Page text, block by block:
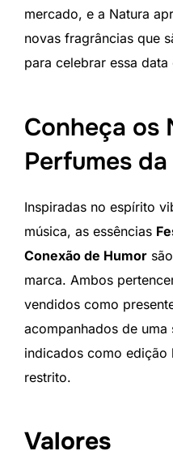
mercado, e a Natura
novas fragrâncias que
para celebrar essa data
Conheça os
Perfumes
Inspiradas no espírito
música, as essências
Conexão de Humor
marca. Ambos
vendidos como
acompanhados de
indicados como edição
restrito.
Valores